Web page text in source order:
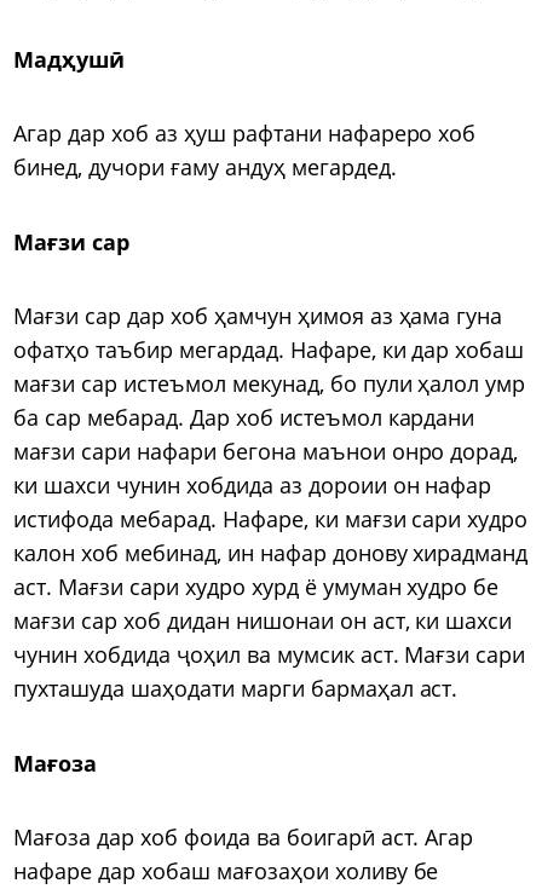
Мадҳушӣ
Агар дар хоб аз ҳуш рафтани нафареро хоб
бинед, дучори ғаму андуҳ мегардед.
Мағзи сар
Мағзи сар дар хоб ҳамчун ҳимоя аз ҳама гуна
офатҳо таъбир мегардад. Нафаре, ки дар хобаш
мағзи сар истеъмол мекунад, бо пули ҳалол умр
ба сар мебарад. Дар хоб истеъмол кардани
мағзи сари нафари бегона маънои онро дорад,
ки шахси чунин хобдида аз дороии он нафар
истифода мебарад. Нафаре, ки мағзи сари худро
калон хоб мебинад, ин нафар донову хирадманд
аст. Мағзи сари худро хурд ё умуман худро бе
мағзи сар хоб дидан нишонаи он аст, ки шахси
чунин хобдида ҷоҳил ва мумсик аст. Мағзи сари
пухташуда шаҳодати марги бармаҳал аст.
Мағоза
Мағоза дар хоб фоида ва боигарӣ аст. Агар
нафаре дар хобаш мағозаҳои холиву бе